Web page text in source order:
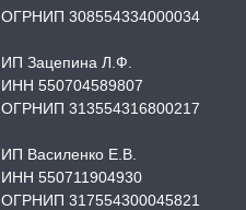
ОГРНИП 308554334000034
ИП Зацепина Л.Ф.
ИНН 550704589807
ОГРНИП 313554316800217
ИП Василенко Е.В.
ИНН 550711904930
ОГРНИП 317554300045821